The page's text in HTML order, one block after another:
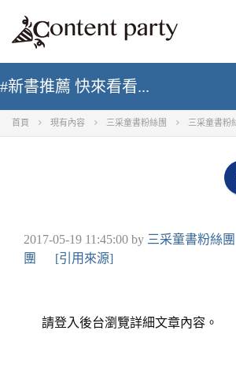
#新書推薦 快來看看...
首頁 現有內容 三采童書粉絲團 三采童書粉
2017-05-19 11:45:00 by 三采童書粉絲團
團
[引用來源]
請登入後台瀏覽詳細文章內容。